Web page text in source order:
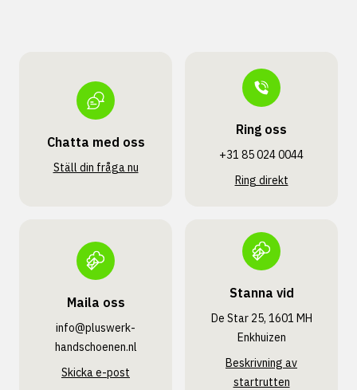
Chatta med oss
Ställ din fråga nu
Ring oss
+31 85 024 0044
Ring direkt
Maila oss
info@pluswerk­
handschoenen.nl
Skicka e-post
Stanna vid
De Star 25, 1601 MH
Enkhuizen
Beskrivning av
startrutten